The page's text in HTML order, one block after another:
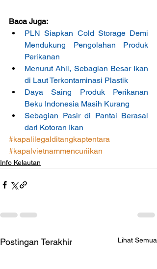
Baca Juga:
PLN Siapkan Cold Storage Demi
Mendukung Pengolahan Produk
Perikanan
Menurut Ahli, Sebagian Besar Ikan
di Laut Terkontaminasi Plastik
Daya Saing Produk Perikanan
Beku Indonesia Masih Kurang
Sebagian Pasir di Pantai Berasal
dari Kotoran Ikan
#kapalilegalditangkaptentara
#kapalvietnammencuriikan
Info Kelautan
Postingan Terakhir Lihat Semua